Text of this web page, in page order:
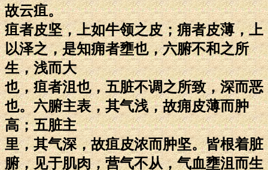
故云疽。
疽者皮坚，上如牛领之皮；痈者皮薄，上
以泽之，是知痈者壅也，六腑不和之所
生，浅而大
也，疽者沮也，五脏不调之所致，深而恶
也。六腑主表，其气浅，故痈皮薄而肿
高；五脏主
里，其气深，故疽皮浓而肿坚。皆根着脏
腑，见于肌肉，营气不从，气血壅沮而生